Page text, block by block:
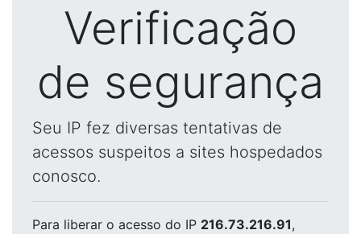
Verificação
de segurança
Seu IP fez diversas tentativas de
acessos suspeitos a sites hospedados
conosco.
Para liberar o acesso do IP 216.73.216.91,